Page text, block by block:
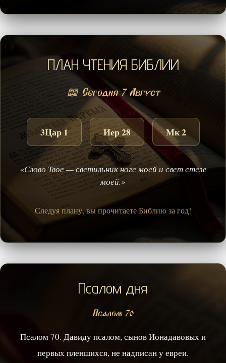
ПЛАН ЧТЕНИЯ БИБЛИИ
📖 Сегодня 7 Август
3Цар 1 Иер 28 Мк 2
«Слово Твое — светильник ноге моей и свет стезе
моей.»
Следуя плану, вы прочитаете Библию за год!
Псалом дня
Псалом 70
Псалом 70. Давиду псалом, сынов Ионадавовых и
первых пленшихся, не надписан у евреи.